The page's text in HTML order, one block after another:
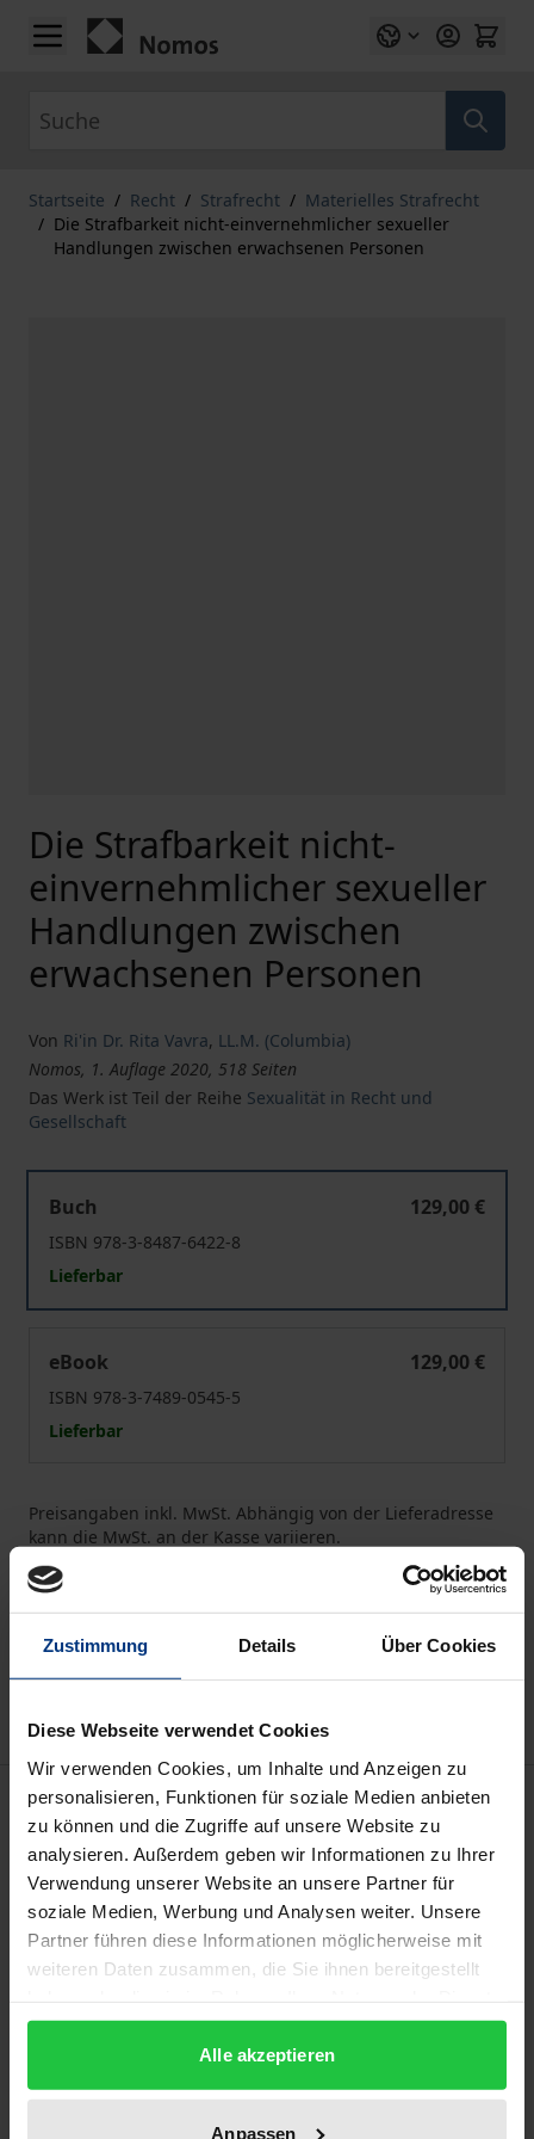
Zustimmung Details Über Cookies
Diese Webseite verwendet Cookies
Wir verwenden Cookies, um Inhalte und Anzeigen zu
personalisieren, Funktionen für soziale Medien anbieten
zu können und die Zugriffe auf unsere Website zu
analysieren. Außerdem geben wir Informationen zu Ihrer
Verwendung unserer Website an unsere Partner für
soziale Medien, Werbung und Analysen weiter. Unsere
Partner führen diese Informationen möglicherweise mit
weiteren Daten zusammen, die Sie ihnen bereitgestellt
gesammelt haben.
Alle akzeptieren
Anpassen
Zum Inhalt springen
Startseite / Recht / Strafrecht / Materielles Strafrecht
/ Die Strafbarkeit nicht-einvernehmlicher sexueller
Handlungen zwischen erwachsenen Personen
Die Strafbarkeit nicht-
einvernehmlicher sexueller
Handlungen zwischen
erwachsenen Personen
Von Ri'in Dr. Rita Vavra, LL.M. (Columbia)
Nomos, 1. Auflage 2020, 518 Seiten
Das Werk ist Teil der Reihe Sexualität in Recht und
Gesellschaft
Buch
129,00 €
ISBN 978-3-8487-6422-8
Lieferbar
eBook
129,00 €
ISBN 978-3-7489-0545-5
Lieferbar
Preisangaben inkl. MwSt. Abhängig von der Lieferadresse
kann die MwSt. an der Kasse variieren.
Zur Wunschliste hinzufügen
Hinweise zu Versandkosten
Beschreibung
Die Frage der Strafbarkeit von Eingriffen in das
sexuelle Selbstbestimmungsrecht erwachsener
Personen wird gesellschaftlich und wissenschaftlich
auch nach der Reform des § 177 StGB im Jahr 2016
das Strafrecht der geeignete
Regulierungsmechanismus füralleEingriffe in das